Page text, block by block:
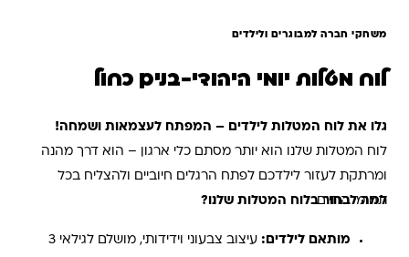
משחקי חברה למבוגרים ולילדים
לוח מטלות יומי היהודי-בנים כחול
גלו את לוח המטלות לילדים – המפתח לעצמאות ושמחה!
לוח המטלות שלנו הוא יותר מסתם כלי ארגון – הוא דרך מהנה
ומרתקת לעזור לילדכם לפתח הרגלים חיוביים ולהצליח בכל
תחומי החיים.
למה לבחור בלוח המטלות שלנו?
מותאם לילדים: עיצוב צבעוני וידידותי, מושלם לגילאי 3